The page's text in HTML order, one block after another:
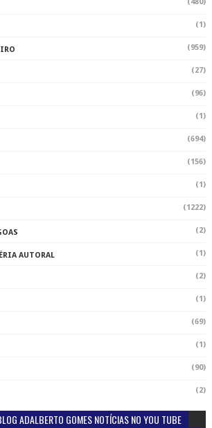
(480)
(1)
(959)
(27)
(96)
(1)
(694)
(156)
(1)
(1222)
(2)
AUTORAL (1)
(2)
(1)
(69)
(1)
(90)
(2)
ADALBERTO GOMES NOTÍCIAS NO YOU TUBE